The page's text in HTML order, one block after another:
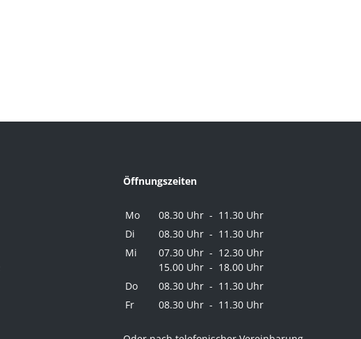
Öffnungszeiten
Mo
08.30 Uhr - 11.30 Uhr
Di
08.30 Uhr - 11.30 Uhr
Mi
07.30 Uhr - 12.30 Uhr
15.00 Uhr - 18.00 Uhr
Do
08.30 Uhr - 11.30 Uhr
Fr
08.30 Uhr - 11.30 Uhr